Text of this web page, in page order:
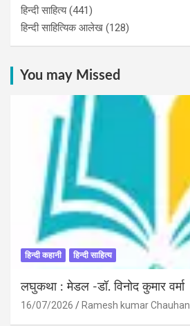
हिन्दी साहित्य(441)
हिन्दी साहित्यिक आलेख (128)
You may Missed
हिन्दी कहानी हिन्दी साहित्य
लघुकथा : मेडल -डॉ. विनोद कुमार वर्मा
16/07/2026 Ramesh kumar Chauhan